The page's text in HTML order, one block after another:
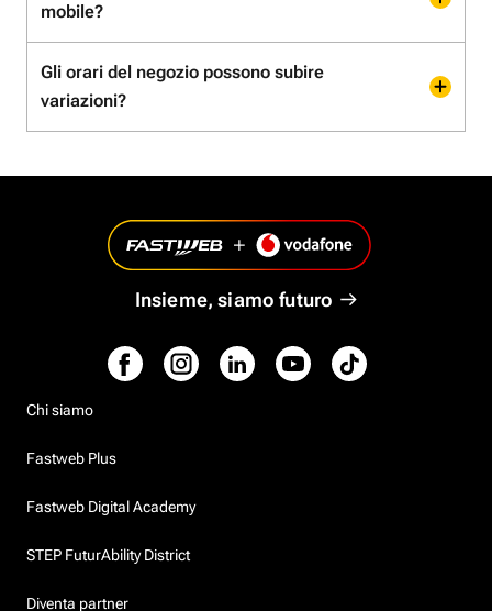
mobile?
Gli orari del negozio possono subire
variazioni?
Insieme, siamo futuro
Chi siamo
Fastweb Plus
Fastweb Digital Academy
STEP FuturAbility District
Diventa partner